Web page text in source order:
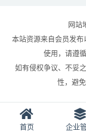
网站
本站资源来自会员发
使用，请遵
如有侵权争议、不妥
性，避
首页 企业